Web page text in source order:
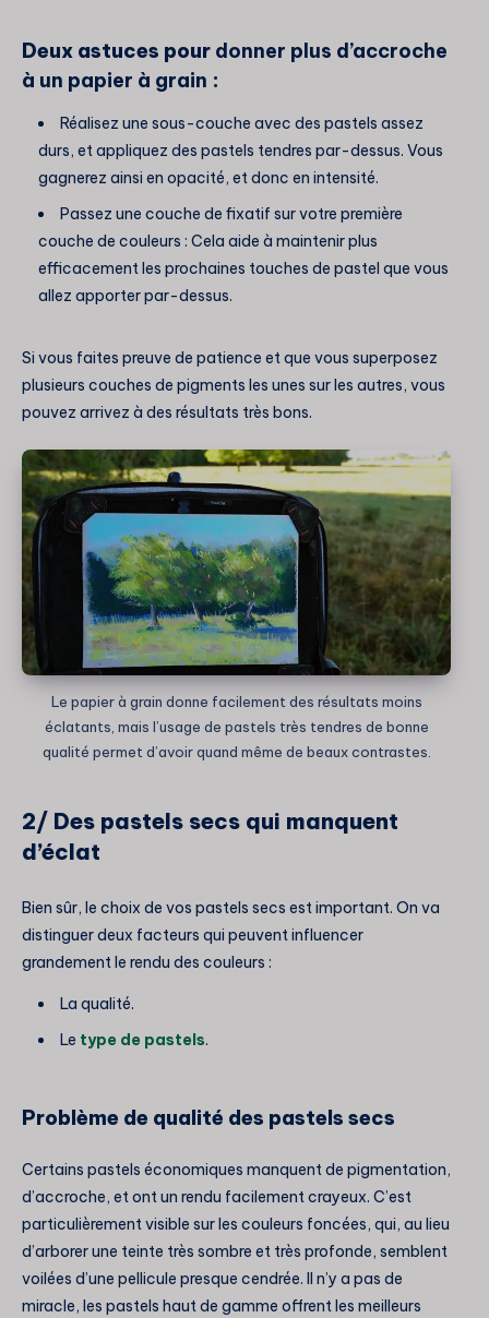
Deux astuces pour donner plus d’accroche
à un papier à grain :
Réalisez une sous-couche avec des pastels assez
durs, et appliquez des pastels tendres par-dessus. Vous
gagnerez ainsi en opacité, et donc en intensité.
Passez une couche de fixatif sur votre première
couche de couleurs : Cela aide à maintenir plus
efficacement les prochaines touches de pastel que vous
allez apporter par-dessus.
Si vous faites preuve de patience et que vous superposez
plusieurs couches de pigments les unes sur les autres, vous
pouvez arrivez à des résultats très bons.
Le papier à grain donne facilement des résultats moins
éclatants, mais l’usage de pastels très tendres de bonne
qualité permet d’avoir quand même de beaux contrastes.
2/ Des pastels secs qui manquent
d’éclat
Bien sûr, le choix de vos pastels secs est important. On va
distinguer deux facteurs qui peuvent influencer
grandement le rendu des couleurs :
La qualité.
Le type de pastels.
Problème de qualité des pastels secs
Certains pastels économiques manquent de pigmentation,
d’accroche, et ont un rendu facilement crayeux. C’est
particulièrement visible sur les couleurs foncées, qui, au lieu
d’arborer une teinte très sombre et très profonde, semblent
voilées d’une pellicule presque cendrée. Il n’y a pas de
miracle, les pastels haut de gamme offrent les meilleurs